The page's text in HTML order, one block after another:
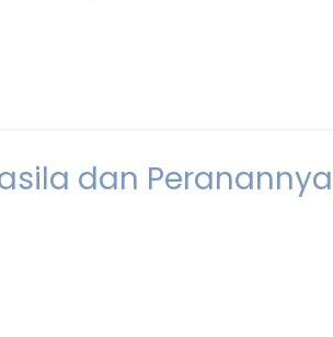
dan Peranannya